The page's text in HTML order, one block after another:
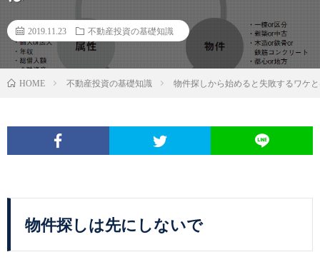
2019.11.23 不動産投資の基礎知識
HOME 不動産投資の基礎知識 物件探しから始めると失敗するワケ
物件探しは先にしないで